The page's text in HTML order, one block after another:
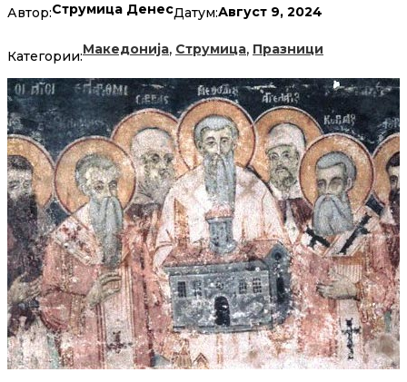
Автор:Струмица ДенесДатум:Август 9, 2024
Категории:Македонија, Струмица, Празници